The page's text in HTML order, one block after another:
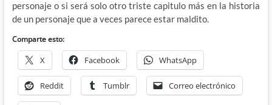
personaje o si será solo otro triste capitulo más en la historia
de un personaje que a veces parece estar maldito.
Comparte esto:
X Facebook WhatsApp
Reddit Tumblr Correo electrónico